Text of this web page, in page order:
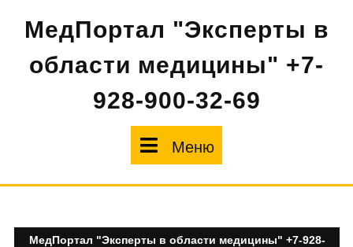
содержимому
МедПортал "Эксперты в
области медицины" +7-
928-900-32-69
Меню
МедПортал "Эксперты в области медицины" +7-928-